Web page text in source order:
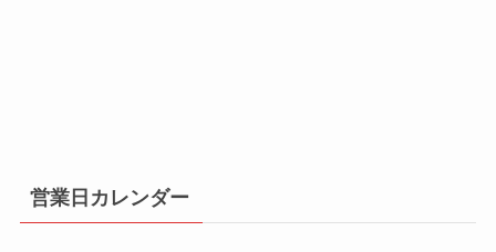
営業日カレンダー